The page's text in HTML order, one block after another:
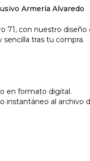
Armería Alvaredo
con nuestro diseño
sencilla tras tu compra.
en formato digital.
instantáneo al archivo